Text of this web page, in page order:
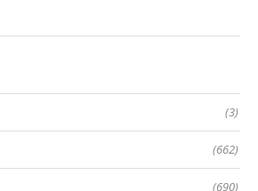
(3)
(662)
(690)